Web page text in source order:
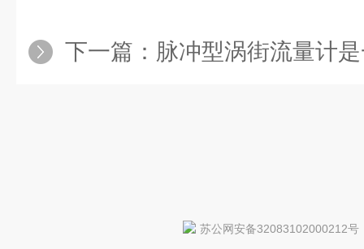
下一篇： 脉冲型涡街流量计是一种广泛应
苏公网安备32083102000212号